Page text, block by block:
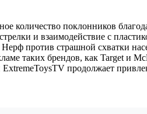
количество поклонников
и взаимодействие с
против страшной схватки
таких брендов, как Target и
ExtremeToysTV продолжает